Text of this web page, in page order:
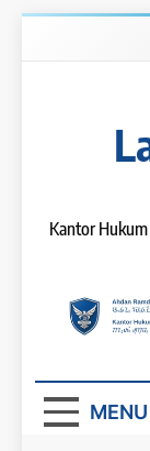
Kantor
MENU